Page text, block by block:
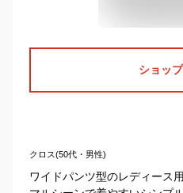
ショッ
クロス(50代・男性)
ワイドパンツ型のレディース